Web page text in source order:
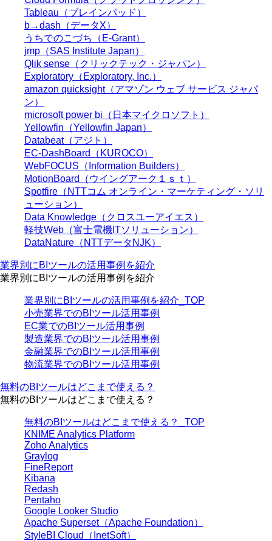
Tableau（ブレインパッド）
b→dash（データX）
うちでのこづち（E-Grant）
jmp（SAS Institute Japan）
Qlik sense（クリックテック・ジャパン）
Exploratory（Exploratory, Inc.）
amazon quicksight（アマゾン ウェブ サービス ジャパ
ン）
microsoft power bi（日本マイクロソフト）
Yellowfin（Yellowfin Japan）
Databeat（アジト）
EC-DashBoard（KUROCO）
WebFOCUS（Information Builders）
MotionBoard（ウイングアーク１ｓｔ）
Spotfire（NTTコム オンライン・マーケティング・ソリ
ューション）
Data Knowledge（クロスユーアイエス）
軽技Web（富士電機ITソリューション）
DataNature（NTTデータNJK）
業界別にBIツールの活用事例を紹介
業界別にBIツールの活用事例を紹介
業界別にBIツールの活用事例を紹介_TOP
小売業界でのBIツール活用事例
EC業でのBIツール活用事例
製造業界でのBIツール活用事例
金融業界でのBIツール活用事例
物流業界でのBIツール活用事例
無料のBIツールはどこまで使える？
無料のBIツールはどこまで使える？
無料のBIツールはどこまで使える？_TOP
KNIME Analytics Platform
Zoho Analytics
Graylog
FineReport
Kibana
Redash
Pentaho
Google Looker Studio
Apache Superset（Apache Foundation）
StyleBI Cloud（InetSoft）